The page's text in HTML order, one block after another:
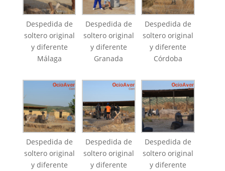
Despedida de
soltero original
y diferente
Málaga
Despedida de
soltero original
y diferente
Granada
Despedida de
soltero original
y diferente
Córdoba
Despedida de
soltero original
y diferente
Despedida de
soltero original
y diferente
Despedida de
soltero original
y diferente